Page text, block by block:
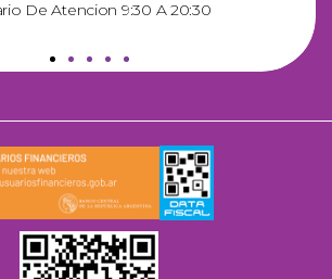
De Atencion 9:30 A 20:30